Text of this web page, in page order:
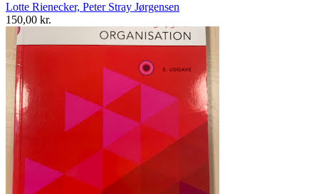
Lotte Rienecker, Peter Stray Jørgensen
150,00 kr.